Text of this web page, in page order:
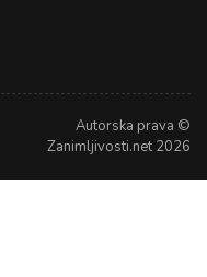
Autorska prava ©
Zanimljivosti.net 2026